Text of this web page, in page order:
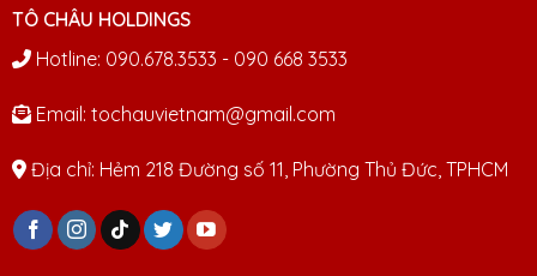
TÔ CHÂU HOLDINGS
Hotline: 090.678.3533 - 090 668 3533
Email: tochauvietnam@gmail.com
Địa chỉ: Hẻm 218 Đường số 11, Phường Thủ Đức, TPHCM